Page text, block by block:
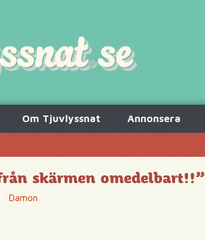
Om Tjuvlyssnat Annonsera
skärmen omedelbart!!”
Damon